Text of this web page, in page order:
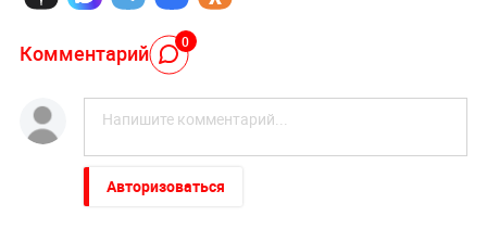
Комментарий 0
Авторизоваться